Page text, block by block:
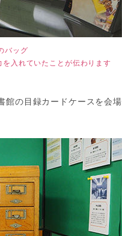
バッグ
入れていたことが伝わります
館の目録カードケースを会場